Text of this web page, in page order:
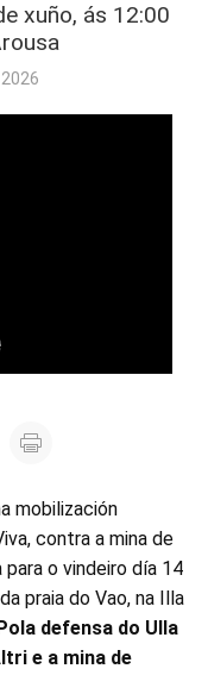
xuño, ás 12:00
mobilización
contra a mina de
o vindeiro día 14
praia do Vao, na Illa
defensa do Ulla
e a mina de